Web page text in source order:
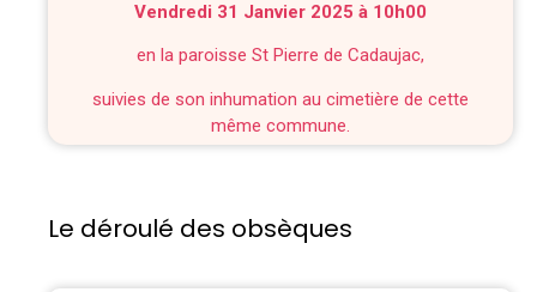
Vendredi 31 Janvier 2025 à 10h00
en la paroisse St Pierre de Cadaujac,
suivies de son inhumation au cimetière de cette
même commune.
Le déroulé des obsèques